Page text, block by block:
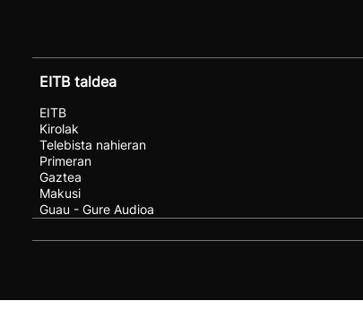
EITB taldea
EITB
Kirolak
Telebista nahieran
Primeran
Gaztea
Makusi
Guau - Gure Audioa